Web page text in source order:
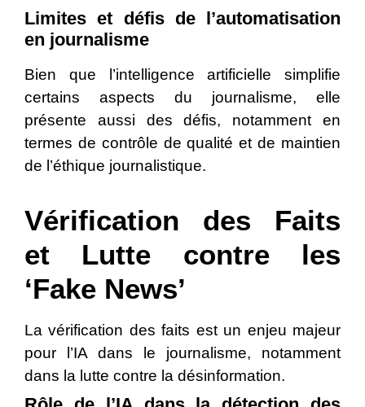
Limites et défis de l’automatisation
en journalisme
Bien que l’intelligence artificielle simplifie
certains aspects du journalisme, elle
présente aussi des défis, notamment en
termes de contrôle de qualité et de maintien
de l’éthique journalistique.
Vérification des Faits
et Lutte contre les
‘Fake News’
La vérification des faits est un enjeu majeur
pour l’IA dans le journalisme, notamment
dans la lutte contre la désinformation.